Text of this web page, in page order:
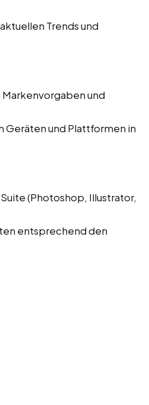
Trends und
und
Geräten und Plattformen in
(Photoshop, Illustrator,
entsprechend den